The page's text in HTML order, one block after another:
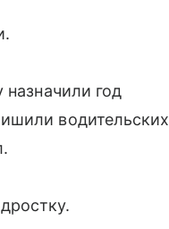
год
водительских